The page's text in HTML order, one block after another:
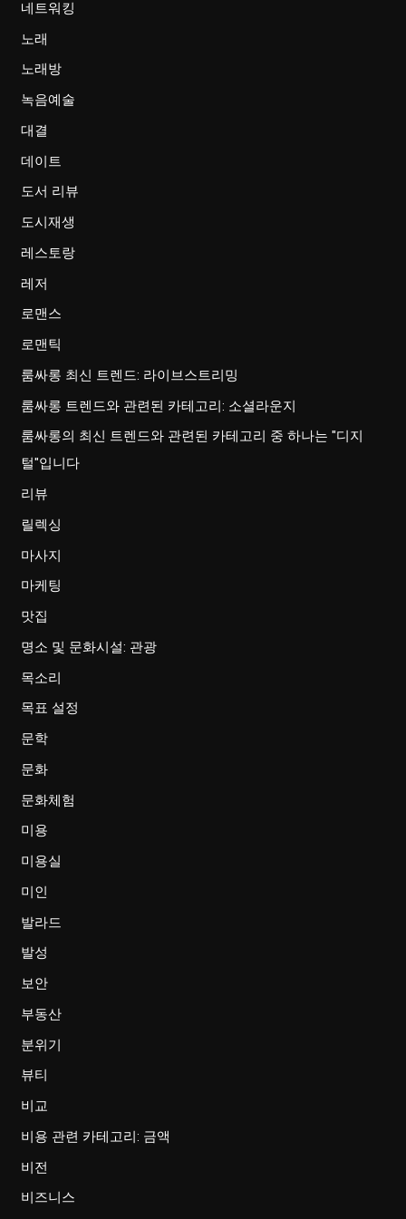
네트워킹
노래
노래방
녹음예술
대결
데이트
도서 리뷰
도시재생
레스토랑
레저
로맨스
로맨틱
룸싸롱 최신 트렌드: 라이브스트리밍
룸싸롱 트렌드와 관련된 카테고리: 소셜라운지
룸싸롱의 최신 트렌드와 관련된 카테고리 중 하나는 "디지
털"입니다
리뷰
릴렉싱
마사지
마케팅
맛집
명소 및 문화시설: 관광
목소리
목표 설정
문학
문화
문화체험
미용
미용실
미인
발라드
발성
보안
부동산
분위기
뷰티
비교
비용 관련 카테고리: 금액
비전
비즈니스